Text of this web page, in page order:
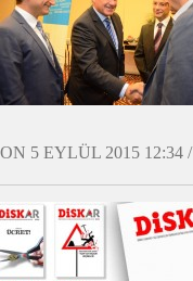
ON 5 EYLÜL 2015 12:34 /